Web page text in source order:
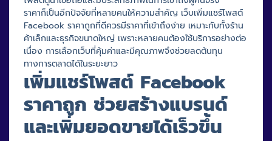
ราคาก็เป็นอีกปัจจัยที่หลายคนให้ความสำคัญ เว็บเพิ่มแชร์โพสต์
Facebook ราคาถูกที่ดีควรมีราคาที่เข้าถึงง่าย เหมาะกับทั้งร้าน
ค้าเล็กและธุรกิจขนาดใหญ่ เพราะหลายคนต้องใช้บริการอย่างต่อ
เนื่อง การเลือกเว็บที่คุ้มค่าและมีคุณภาพจึงช่วยลดต้นทุน
ทางการตลาดได้ในระยะยาว
เพิ่มแชร์โพสต์ Facebook
ราคาถูก ช่วยสร้างแบรนด์
และเพิ่มยอดขายได้เร็วขึ้น